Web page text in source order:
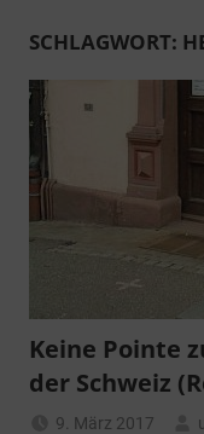
SCHLAGWORT:
Keine Pointe
der Schweiz
9. März 2017